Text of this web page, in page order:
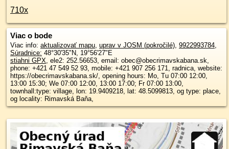
710x
Viac o bode
Viac info: aktualizovať mapu, uprav v JOSM (pokročilé), 9922993784,
Súradnice: 48°30'35"N, 19°56'27"E
stiahni GPX, ele2: 252.56653, email: obec@obecrimavskabana.sk,
phone: +421 47 549 52 93, mobile: +421 907 256 171, radnica, website:
https://obecrimavskabana.sk/, opening hours: Mo, Tu 07:00 12:00,
13:00 15:30; We 07:00 12:00, 13:00 17:00; Fr 07:00 13:00,
townhall:type: village, lon: 19.9409218, lat: 48.5099813, og type: place,
og locality: Rimavská Baňa,